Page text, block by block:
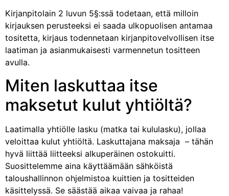
Kirjanpitolain 2 luvun 5§:ssä todetaan, että milloin
kirjauksen perusteeksi ei saada ulkopuolisen antamaa
tositetta, kirjaus todennetaan kirjanpitovelvollisen itse
laatiman ja asianmukaisesti varmennetun tositteen
avulla.
Miten laskuttaa itse
maksetut kulut yhtiöltä?
Laatimalla yhtiölle lasku (matka tai kululasku), jollaa
veloittaa kulut yhtiöltä. Laskuttajana maksaja – tähän
hyvä liittää liitteeksi alkuperäinen ostokuitti.
Suosittelemme aina käyttäämään sähköistä
taloushallinnon ohjelmistoa kuittien ja tositteiden
käsittelyssä. Se säästää aikaa vaivaa ja rahaa!